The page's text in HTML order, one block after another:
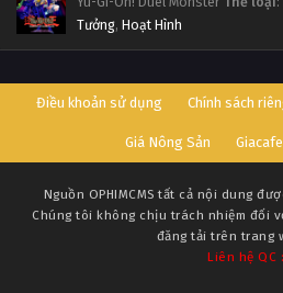
Tưởng, Hoạt Hình
Điều khoản sử dụng Chính sách
Giá Nông Sản Giacafe
Nguồn OPHIMCMS tất cả nội dung
Chúng tôi không chịu trách nhiệm đối
đăng tải trên trang
Liên hệ QC :